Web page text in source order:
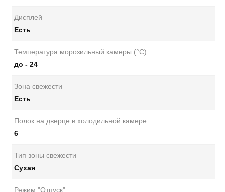
Дисплей
Есть
Температура морозильный камеры (°C)
до - 24
Зона свежести
Есть
Полок на дверце в холодильной камере
6
Тип зоны свежести
Сухая
Режим "Отпуск"